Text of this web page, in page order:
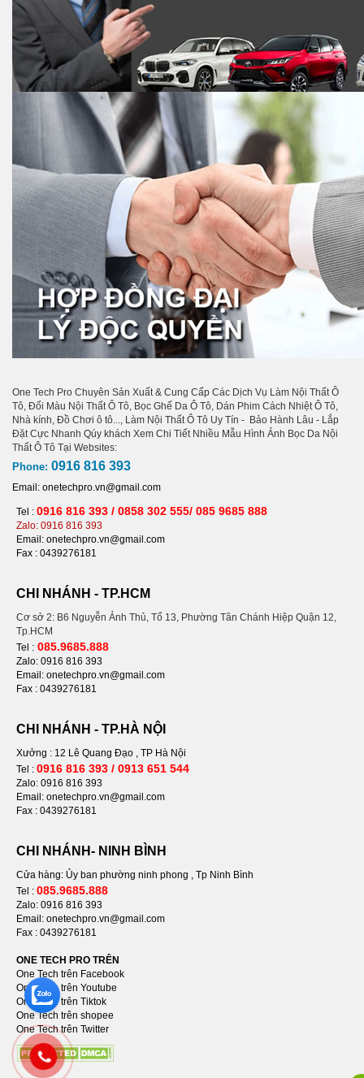
One Tech Pro Chuyên Sản Xuất & Cung Cấp Các Dịch Vụ Làm Nội Thất Ô
Tô, Đổi Màu Nội Thất Ô Tô, Bọc Ghế Da Ô Tô, Dán Phim Cách Nhiệt Ô Tô,
Nhà kính, Đồ Chơi ô tô..., Làm Nội Thất Ô Tô Uy Tín - Bảo Hành Lâu - Lắp
Đặt Cực Nhanh Qúy khách Xem Chi Tiết Nhiều Mẫu Hình Ảnh Bọc Da Nội
Thất Ô Tô Tại Websites:
Phone: 0916 816 393
Email: onetechpro.vn@gmail.com
Tel : 0916 816 393 / 0858 302 555/ 085 9685 888
Zalo: 0916 816 393
Email: onetechpro.vn@gmail.com
Fax : 0439276181
CHI NHÁNH - TP.HCM
Cơ sở 2: B6 Nguyễn Ảnh Thủ, Tổ 13, Phường Tân Chánh Hiệp Quận 12,
Tp.HCM
Tel : 085.9685.888
Zalo: 0916 816 393
Email: onetechpro.vn@gmail.com
Fax : 0439276181
CHI NHÁNH - TP.HÀ NỘI
Xưởng : 12 Lê Quang Đạo , TP Hà Nội
Tel : 0916 816 393 / 0913 651 544
Zalo: 0916 816 393
Email: onetechpro.vn@gmail.com
Fax : 0439276181
CHI NHÁNH- NINH BÌNH
Cửa hàng: Ủy ban phường ninh phong , Tp Ninh Bình
Tel : 085.9685.888
Zalo: 0916 816 393
Email: onetechpro.vn@gmail.com
Fax : 0439276181
ONE TECH PRO TRÊN
One Tech trên Facebook
One Tech trên Youtube
One Tech trên Tiktok
One Tech trên shopee
One Tech trên Twitter